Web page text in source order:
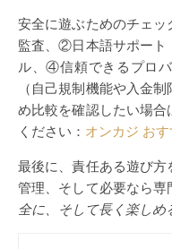
安全に遊ぶためのチェ
監査、②日本語サポー
ル、④信頼できるプロ
（自己規制機能や入金
め比較を確認したい場
ください： オンカジ お
最後に、責任ある遊び
管理、そして必要なら専
全に、そして長く楽しめ